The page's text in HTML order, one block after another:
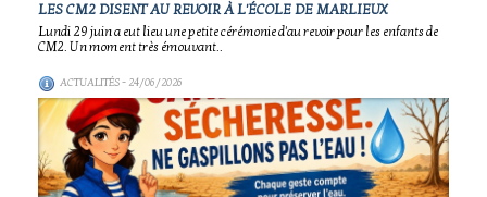
LES CM2 DISENT AU REVOIR À L'ÉCOLE DE MARLIEUX
Lundi 29 juin a eut lieu une petite cérémonie d'au revoir pour les enfants de
CM2. Un moment très émouvant..
ACTUALITÉS- 24/06/2026